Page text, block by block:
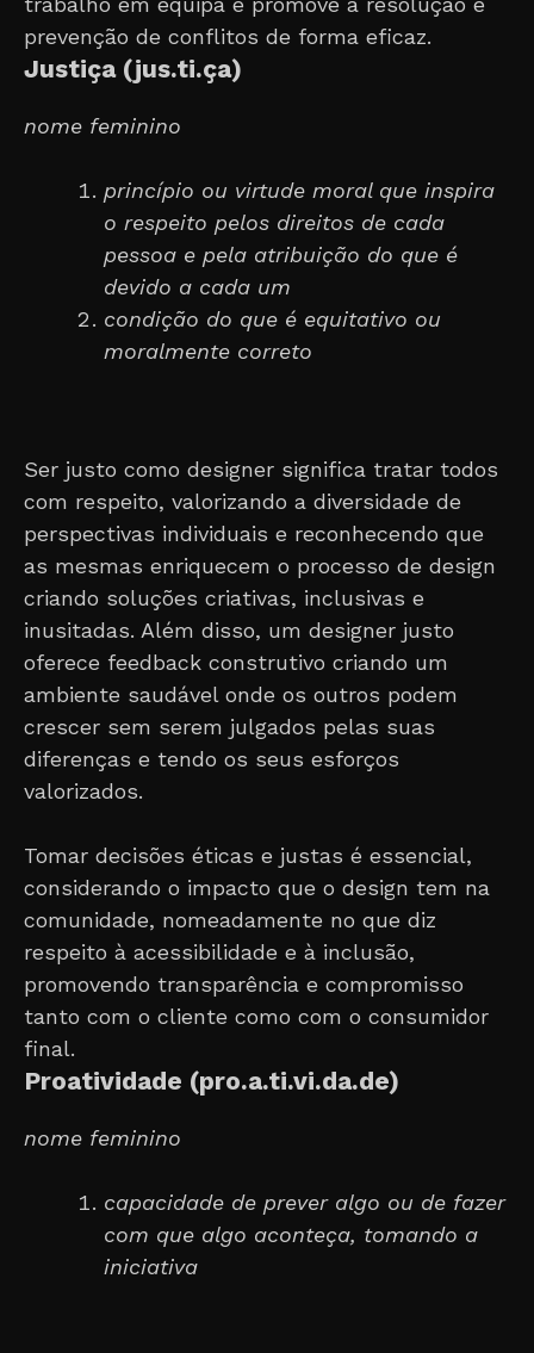
prevenção de conflitos de forma eficaz.
Justiça (jus.ti.ça)
nome feminino
princípio ou virtude moral que inspira
o respeito pelos direitos de cada
pessoa e pela atribuição do que é
devido a cada um
condição do que é equitativo ou
moralmente correto
Ser justo como designer significa tratar todos
com respeito, valorizando a diversidade de
perspectivas individuais e reconhecendo que
as mesmas enriquecem o processo de design
criando soluções criativas, inclusivas e
inusitadas. Além disso, um designer justo
oferece feedback construtivo criando um
ambiente saudável onde os outros podem
crescer sem serem julgados pelas suas
diferenças e tendo os seus esforços
valorizados.
Tomar decisões éticas e justas é essencial,
considerando o impacto que o design tem na
comunidade, nomeadamente no que diz
respeito à acessibilidade e à inclusão,
promovendo transparência e compromisso
tanto com o cliente como com o consumidor
final.
Proatividade (pro.a.ti.vi.da.de)
nome feminino
capacidade de prever algo ou de fazer
com que algo aconteça, tomando a
iniciativa